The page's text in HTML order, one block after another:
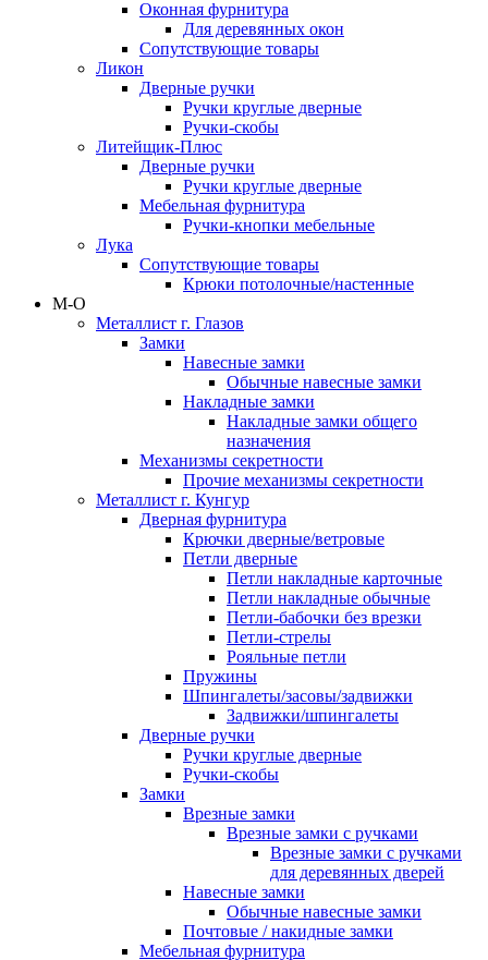
Оконная фурнитура
Для деревянных окон
Сопутствующие товары
Ликон
Дверные ручки
Ручки круглые дверные
Ручки-скобы
Литейщик-Плюс
Дверные ручки
Ручки круглые дверные
Мебельная фурнитура
Ручки-кнопки мебельные
Лука
Сопутствующие товары
Крюки потолочные/настенные
М-О
Металлист г. Глазов
Замки
Навесные замки
Обычные навесные замки
Накладные замки
Накладные замки общего
назначения
Механизмы секретности
Прочие механизмы секретности
Металлист г. Кунгур
Дверная фурнитура
Крючки дверные/ветровые
Петли дверные
Петли накладные карточные
Петли накладные обычные
Петли-бабочки без врезки
Петли-стрелы
Рояльные петли
Пружины
Шпингалеты/засовы/задвижки
Задвижки/шпингалеты
Дверные ручки
Ручки круглые дверные
Ручки-скобы
Замки
Врезные замки
Врезные замки с ручками
Врезные замки с ручками
для деревянных дверей
Навесные замки
Обычные навесные замки
Почтовые / накидные замки
Мебельная фурнитура